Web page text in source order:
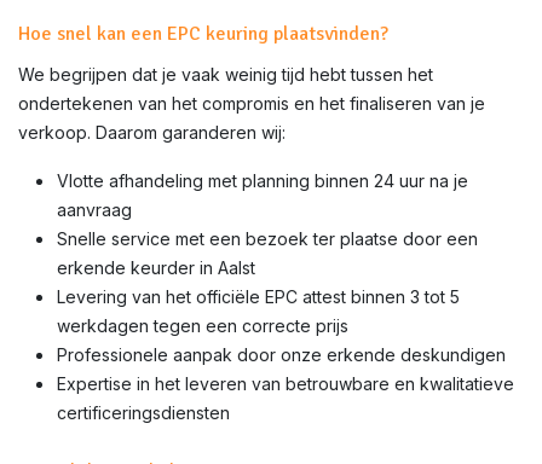
Hoe snel kan een EPC keuring plaatsvinden?
We begrijpen dat je vaak weinig tijd hebt tussen het
ondertekenen van het compromis en het finaliseren van je
verkoop. Daarom garanderen wij:
Vlotte afhandeling met planning binnen 24 uur na je
aanvraag
Snelle service met een bezoek ter plaatse door een
erkende keurder in Aalst
Levering van het officiële EPC attest binnen 3 tot 5
werkdagen tegen een correcte prijs
Professionele aanpak door onze erkende deskundigen
Expertise in het leveren van betrouwbare en kwalitatieve
certificeringsdiensten